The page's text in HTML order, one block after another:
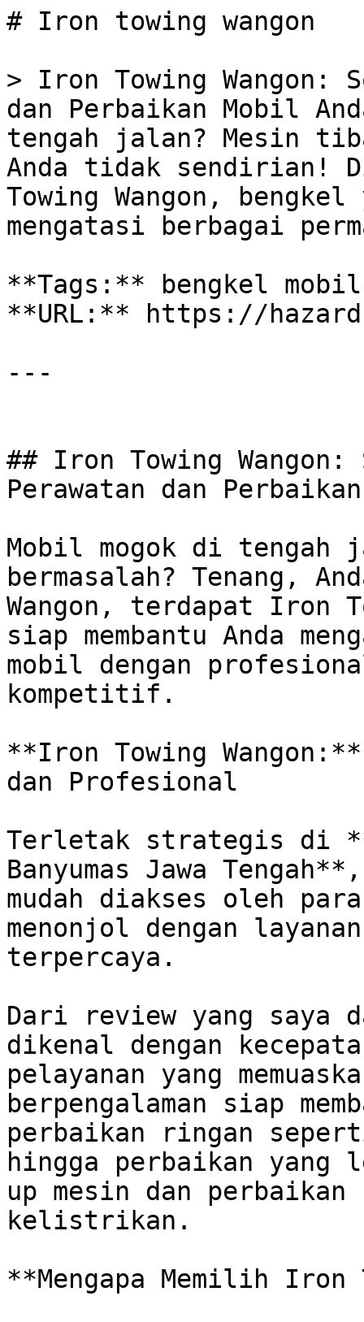
# Iron towing wangon
> Iron Towing Wangon:
dan Perbaikan Mobil
tengah jalan? Mesin
Anda tidak sendirian!
Towing Wangon, bengkel
mengatasi berbagai
**Tags:** bengkel
**URL:** https://
---
## Iron Towing
Perawatan dan
Mobil mogok di
bermasalah? Tenang,
Wangon, terdapat Iron
siap membantu Anda
mobil dengan
kompetitif.
**Iron Towing
dan Profesional
Terletak strategis di
Banyumas Jawa
mudah diakses oleh
menonjol dengan
terpercaya.
Dari review yang saya
dikenal dengan
pelayanan yang
berpengalaman siap
perbaikan ringan
hingga perbaikan
up mesin dan perbaikan
kelistrikan.
**Mengapa Memilih Iron